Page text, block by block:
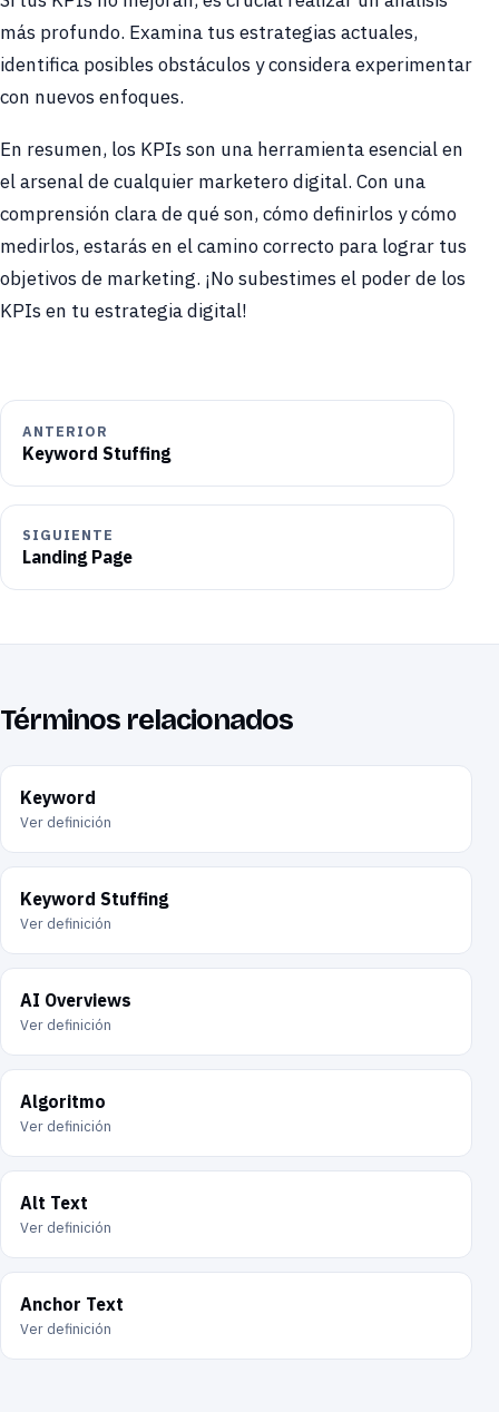
más profundo. Examina tus estrategias actuales,
identifica posibles obstáculos y considera experimentar
con nuevos enfoques.
En resumen, los KPIs son una herramienta esencial en
el arsenal de cualquier marketero digital. Con una
comprensión clara de qué son, cómo definirlos y cómo
medirlos, estarás en el camino correcto para lograr tus
objetivos de marketing. ¡No subestimes el poder de los
KPIs en tu estrategia digital!
ANTERIOR
Keyword Stuffing
SIGUIENTE
Landing Page
Términos relacionados
Keyword
Ver definición
Keyword Stuffing
Ver definición
AI Overviews
Ver definición
Algoritmo
Ver definición
Alt Text
Ver definición
Anchor Text
Ver definición